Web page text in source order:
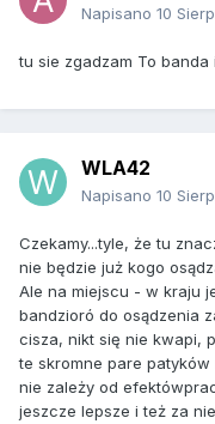
Napisano 10
tu sie zgadzam To banda
WLA42
Napisano 10
Czekamy...tyle, że tu
nie będzie już kogo
Ale na miejscu - w kraju
bandzioró do osądzenia
cisza, nikt się nie kwapi,
te skromne pare
nie zależy od
jeszcze lepsze i też za